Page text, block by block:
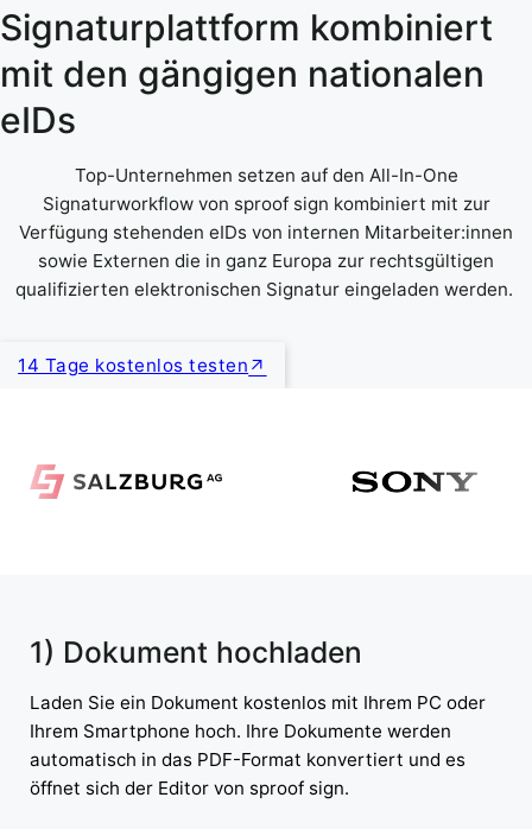
Signaturplattform kombiniert
mit den gängigen nationalen
eIDs
Top-Unternehmen setzen auf den All-In-One
Signaturworkflow von sproof sign kombiniert mit zur
Verfügung stehenden eIDs von internen Mitarbeiter:innen
sowie Externen die in ganz Europa zur rechtsgültigen
qualifizierten elektronischen Signatur eingeladen werden.
14 Tage kostenlos testen
1) Dokument hochladen
Laden Sie ein Dokument kostenlos mit Ihrem PC oder
Ihrem Smartphone hoch. Ihre Dokumente werden
automatisch in das PDF-Format konvertiert und es
öffnet sich der Editor von sproof sign.